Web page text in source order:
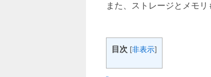
また、ストレージとメモリ
目次 [非表示]